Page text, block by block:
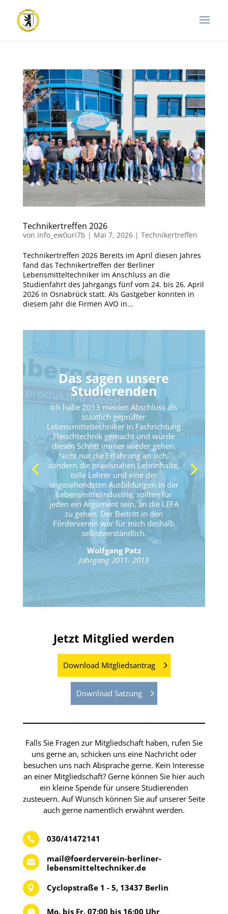
Technikertreffen 2026
von info_ew0uri7b | Mai 7, 2026| Technikertreffen
Technikertreffen 2026 Bereits im April diesen Jahres
fand das Technikertreffen der Berliner
Lebensmitteltechniker im Anschluss an die
Studienfahrt des Jahrgangs fünf vom 24. bis 26. April
2026 in Osnabrück statt. Als Gastgeber konnten in
diesem Jahr die Firmen AVO in...
Das sagen unsere
Studierenden
Ich habe 2013 meinen Abschluss als
staatlich geprüfter
Lebensmitteltechniker in Fachrichtung
Fleischtechnik gemacht und würde
diesen Schritt immer wieder gehen.
Nicht nur die Erfahrung an sich,
sondern die praxisnahen Lehrinhalte,
tolle Lehrer und eine der
angesehendsten Ausbildungen in der
Lebensmittelindustrie, sollten für
jeden ein Argument sein, an die LEFA
zu gehen. Der Beitritt in den
Förderverein war für mich deshalb
selbstverständlich.
Wolfgang Patz
Jahrgang 2011- 2013
Jetzt Mitglied werden
Download Mitgliedsantrag
Download Satzung
Falls Sie Fragen zur Mitgliedschaft haben, rufen Sie
uns gerne an, schicken uns eine Nachricht oder
besuchen uns nach Absprache gerne. Kein Interesse
an einer Mitgliedschaft? Gerne können Sie hier auch
ein kleine Spende für unsere Studierenden
zusteuern. Auf Wunsch können Sie auf unserer Seite
auch gerne namentlich erwähnt werden.
 030/41472141

mail@foerderverein-berliner-
lebensmitteltechniker.de
 Cyclopstraße 1 - 5, 13437 Berlin
 Mo. bis Fr. 07:00 bis 16:00 Uhr